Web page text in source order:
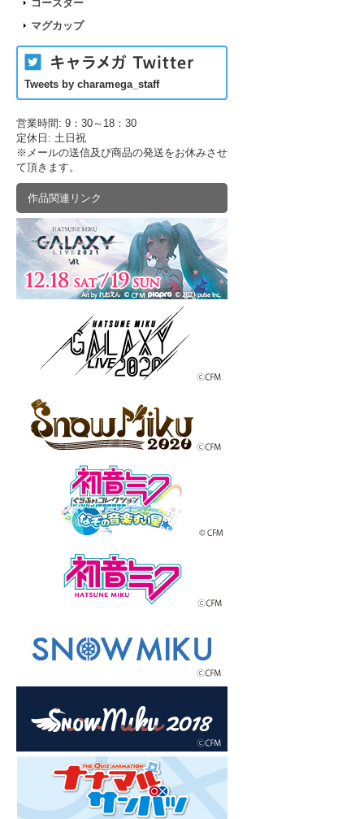
コースター
マグカップ
Tweets by charamega_staff
営業時間: 9：30～18：30
定休日: 土日祝
※メールの送信及び商品の発送をお休みさせ
て頂きます。
作品関連リンク